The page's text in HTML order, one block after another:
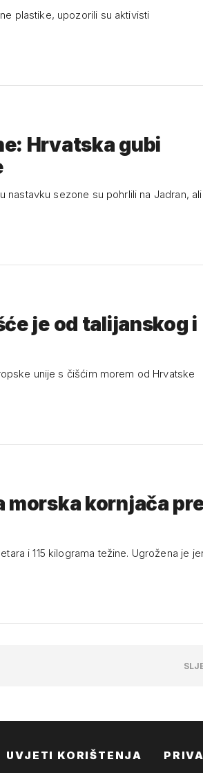
plastike, upozorili su aktivisti
Hrvatska gubi
nastavku sezone su pohrlili na Jadran,
je od talijanskog i
unije s čišćim morem od Hrvatske
morska kornjača
i 115 kilograma težine. Ugrožena je
UVJETI KORIŠTENJA